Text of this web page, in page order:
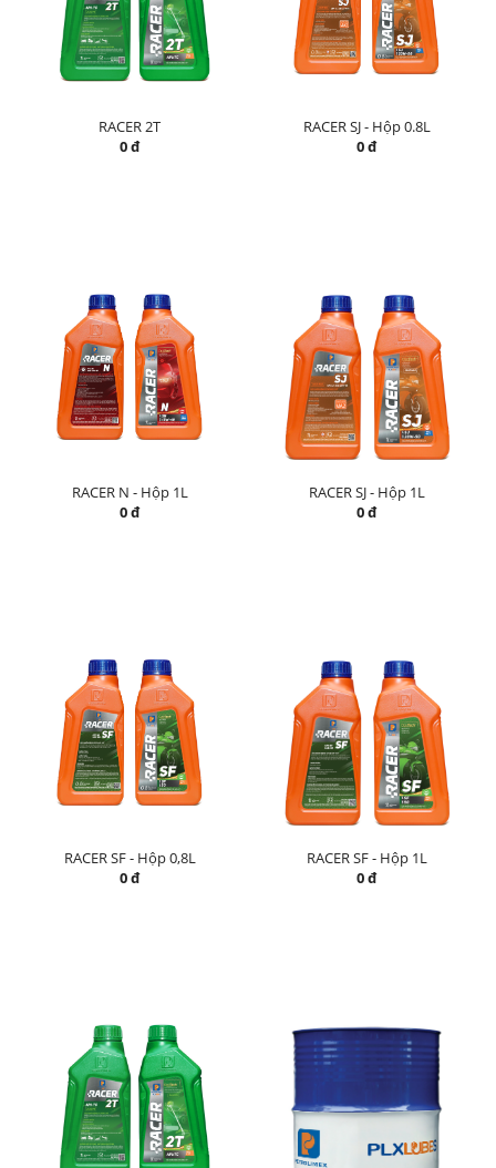
RACER 2T
0 đ
RACER SJ - Hộp 0.8L
0 đ
RACER N - Hộp 1L
0 đ
RACER SJ - Hộp 1L
0 đ
RACER SF - Hộp 0,8L
0 đ
RACER SF - Hộp 1L
0 đ